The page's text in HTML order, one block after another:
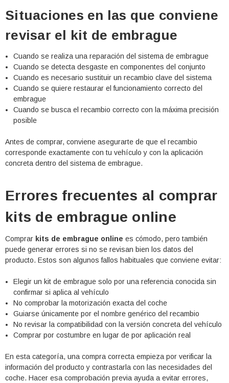
Situaciones en las que conviene
revisar el kit de embrague
Cuando se realiza una reparación del sistema de embrague
Cuando se detecta desgaste en componentes del conjunto
Cuando es necesario sustituir un recambio clave del sistema
Cuando se quiere restaurar el funcionamiento correcto del
embrague
Cuando se busca el recambio correcto con la máxima precisión
posible
Antes de comprar, conviene asegurarte de que el recambio
corresponde exactamente con tu vehículo y con la aplicación
concreta dentro del sistema de embrague.
Errores frecuentes al comprar
kits de embrague online
Comprar kits de embrague online es cómodo, pero también
puede generar errores si no se revisan bien los datos del
producto. Estos son algunos fallos habituales que conviene evitar:
Elegir un kit de embrague solo por una referencia conocida sin
confirmar si aplica al vehículo
No comprobar la motorización exacta del coche
Guiarse únicamente por el nombre genérico del recambio
No revisar la compatibilidad con la versión concreta del vehículo
Comprar por costumbre en lugar de por aplicación real
En esta categoría, una compra correcta empieza por verificar la
información del producto y contrastarla con las necesidades del
coche. Hacer esa comprobación previa ayuda a evitar errores,